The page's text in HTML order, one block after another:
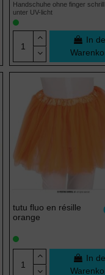
Handschuhe ohne finger
unter UV-licht
In
tutu fluo en résille
orange
In